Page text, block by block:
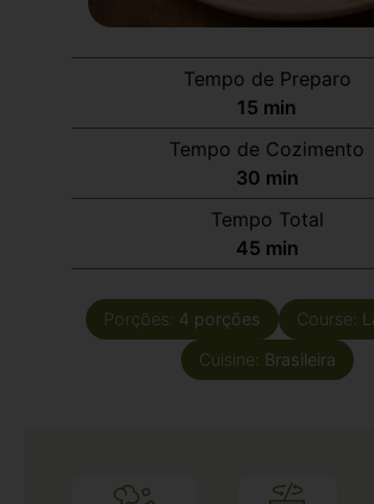
Tempo de Preparo
15 min
Tempo de Cozimento
30 min
Tempo Total
45 min
Porções: 4 porções Course:
Cuisine: Brasileira